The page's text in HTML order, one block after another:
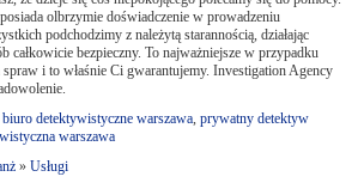
olbrzymie doświadczenie w prowadzeniu
podchodzimy z należytą starannością, działając
całkowicie bezpieczny. To najważniejsze w przypadku
i to właśnie Ci gwarantujemy. Investigation Agency
biuro detektywistyczne warszawa, prywatny detektyw
warszawa
» Usługi